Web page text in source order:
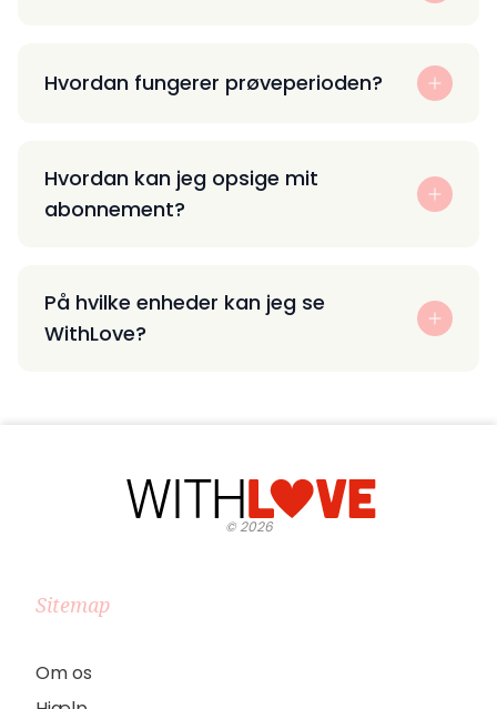
Hvordan fungerer prøveperioden?
Hvordan kan jeg opsige mit
abonnement?
På hvilke enheder kan jeg se
WithLove?
©2026
Sitemap
Om os